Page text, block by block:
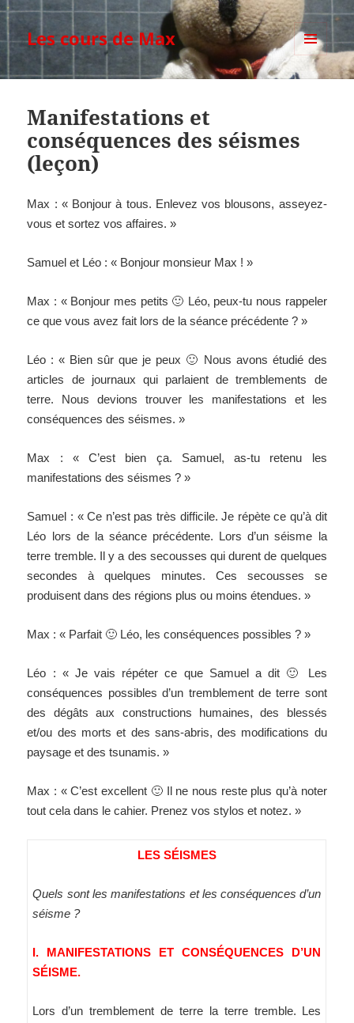
Les cours de Max
MENU
ET
Manifestations et
conséquences des séismes
(leçon)
Max : « Bonjour à tous. Enlevez vos blousons, asseyez-
vous et sortez vos affaires. »
Samuel et Léo : « Bonjour monsieur Max ! »
Max : « Bonjour mes petits 🙂 Léo, peux-tu nous rappeler
ce que vous avez fait lors de la séance précédente ? »
Léo : « Bien sûr que je peux 🙂 Nous avons étudié des
articles de journaux qui parlaient de tremblements de
terre. Nous devions trouver les manifestations et les
conséquences des séismes. »
Max : « C’est bien ça. Samuel, as-tu retenu les
manifestations des séismes ? »
Samuel : « Ce n’est pas très difficile. Je répète ce qu’à dit
Léo lors de la séance précédente. Lors d’un séisme la
terre tremble. Il y a des secousses qui durent de quelques
secondes à quelques minutes. Ces secousses se
produisent dans des régions plus ou moins étendues. »
Max : « Parfait 🙂 Léo, les conséquences possibles ? »
Léo : « Je vais répéter ce que Samuel a dit 🙂 Les
conséquences possibles d’un tremblement de terre sont
des dégâts aux constructions humaines, des blessés
et/ou des morts et des sans-abris, des modifications du
paysage et des tsunamis. »
Max : « C’est excellent 🙂 Il ne nous reste plus qu’à noter
tout cela dans le cahier. Prenez vos stylos et notez. »
LES SÉISMES
Quels sont les manifestations et les conséquences d’un
séisme ?
I. MANIFESTATIONS ET CONSÉQUENCES D’UN
SÉISME.
Lors d’un tremblement de terre la terre tremble. Les